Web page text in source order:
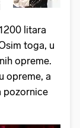
litara
toga, u
opreme.
opreme, a
pozornice